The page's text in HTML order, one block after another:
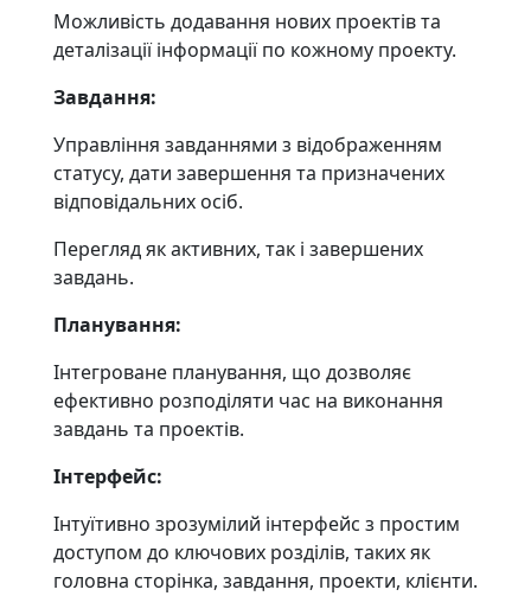
Можливість додавання нових проектів та
деталізації інформації по кожному проекту.
Завдання:
Управління завданнями з відображенням
статусу, дати завершення та призначених
відповідальних осіб.
Перегляд як активних, так і завершених
завдань.
Планування:
Інтегроване планування, що дозволяє
ефективно розподіляти час на виконання
завдань та проектів.
Інтерфейс:
Інтуїтивно зрозумілий інтерфейс з простим
доступом до ключових розділів, таких як
головна сторінка, завдання, проекти, клієнти.